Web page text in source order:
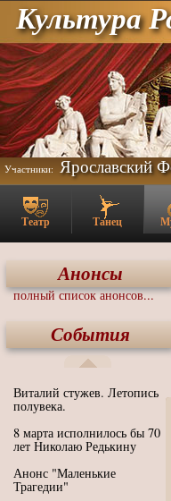
Культура
Участники: Ярославский
Театр Танец
Анонсы
полный список анонсов...
События
Виталий стужев. Летопись
полувека.
8 марта исполнилось бы 70
лет Николаю Редькину
Анонс "Маленькие
Трагедии"